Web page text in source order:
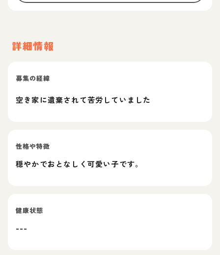
詳細情報
募集の経緯
空き家に遺棄されて苦労していました
性格や特徴
穏やかでおとなしく可愛い子です。
健康状態
---